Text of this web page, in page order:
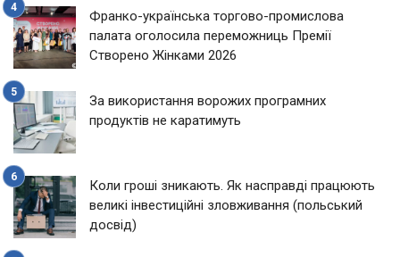
Франко-українська торгово-промислова
палата оголосила переможниць Премії
Створено Жінками 2026
За використання ворожих програмних
продуктів не каратимуть
Коли гроші зникають. Як насправді працюють
великі інвестиційні зловживання (польський
досвід)